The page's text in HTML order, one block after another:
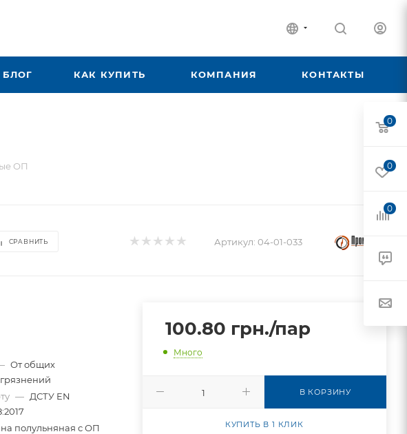
БЛОГ КАК КУПИТЬ КОМПАНИЯ КОНТАКТЫ
ОП
СРАВНИТЬ Артикул: 04-01-033
От общих
— ДСТУ EN
полульняная с ОП
100.80 грн./пар
Много
В КОРЗИНУ
КУПИТЬ В 1 КЛИК
0
0
0